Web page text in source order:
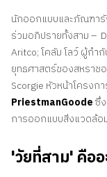
นักออกแบบและภัณฑา
ร่วมอภิปรายทั้งสาม –
Aritco; โคลัม โลว์ ผู้กำ
ยุทธศาสตร์ของสหราช
Scorgie หัวหน้าโครง
PriestmanGoodeซึ่
การออกแบบสิ่งแวดล้อ
'วัยที่สาม' คืออ